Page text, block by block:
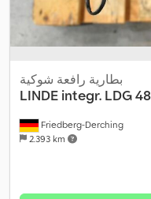
Friedberg-Derching
2.393 km
بطارية رافعة شوكية
LINDE integr. LDG